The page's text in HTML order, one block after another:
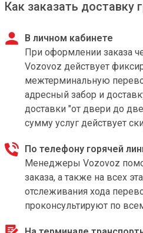
Как заказать доставку
В личном кабинете
При оформлении заказа
Vozovoz действует
межтерминальную
адресный забор и
доставки "от двери до
сумму услуг действует
По телефону горячей
Менеджеры Vozovoz
заказа, а также на всех
отслеживания хода
проконсультируют по